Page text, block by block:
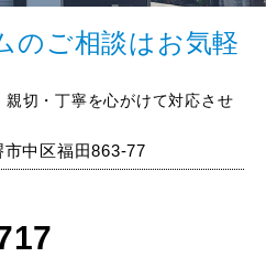
のご相談はお気軽
切・丁寧を心がけて対応させ
中区福田863-77